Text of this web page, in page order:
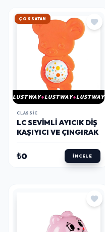
HIZLI KARGO
LUSTWAY LUSTWAY LUSTWAY
CLASSIC
LC SEVIMLI AYICIK DIŞ
KAŞIYICI VE ÇINGIRAK
₺0 İNCELE